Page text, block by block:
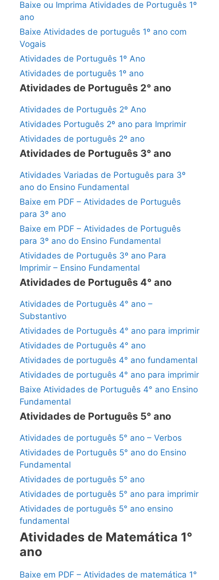
Baixe ou Imprima Atividades de Português 1º
ano
Baixe Atividades de português 1º ano com
Vogais
Atividades de Português 1º Ano
Atividades de português 1º ano
Atividades de Português 2° ano
Atividades de Português 2º Ano
Atividades Português 2º ano para Imprimir
Atividades de português 2º ano
Atividades de Português 3° ano
Atividades Variadas de Português para 3º
ano do Ensino Fundamental
Baixe em PDF – Atividades de Português
para 3º ano
Baixe em PDF – Atividades de Português
para 3º ano do Ensino Fundamental
Atividades de Português 3º ano Para
Imprimir – Ensino Fundamental
Atividades de Português 4° ano
Atividades de Português 4° ano –
Substantivo
Atividades de Português 4° ano para imprimir
Atividades de Português 4° ano
Atividades de português 4° ano fundamental
Atividades de português 4° ano para imprimir
Baixe Atividades de Português 4° ano Ensino
Fundamental
Atividades de Português 5° ano
Atividades de português 5° ano – Verbos
Atividades de Português 5° ano do Ensino
Fundamental
Atividades de português 5° ano
Atividades de português 5° ano para imprimir
Atividades de português 5° ano ensino
fundamental
Atividades de Matemática 1°
ano
Baixe em PDF – Atividades de matemática 1°